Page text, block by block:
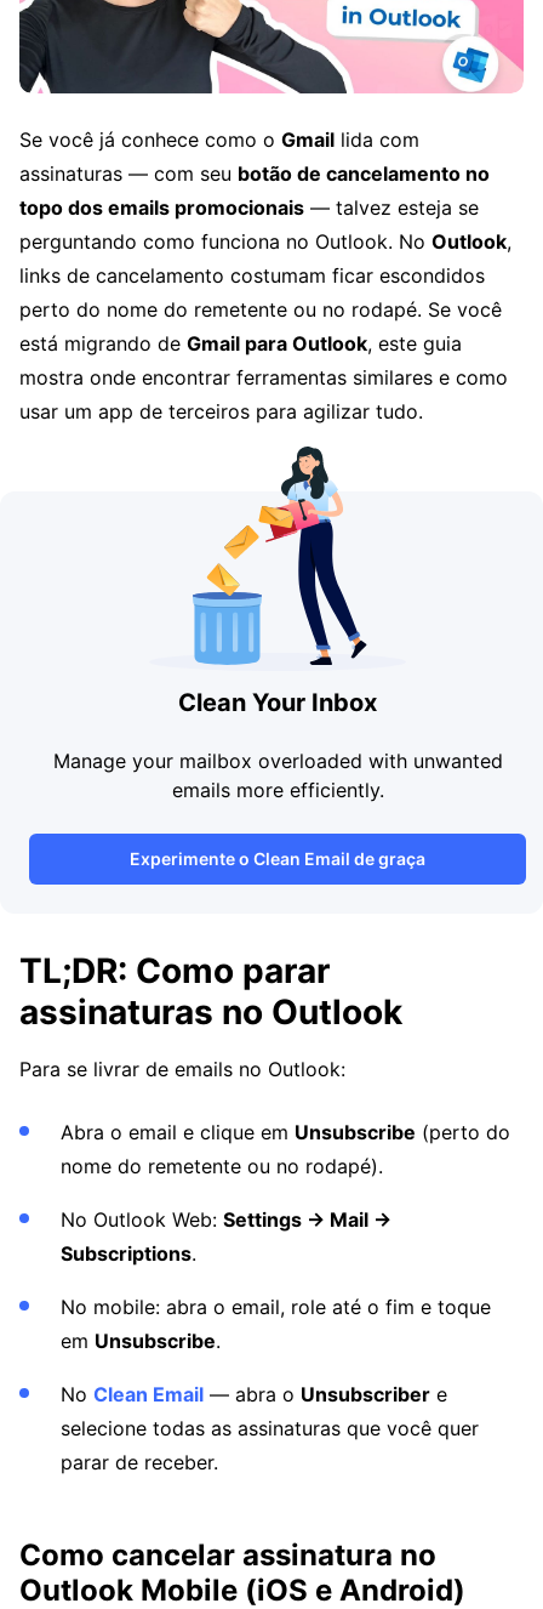
Se você já conhece como o Gmail lida com
assinaturas — com seu botão de cancelamento no
topo dos emails promocionais — talvez esteja se
perguntando como funciona no Outlook. No Outlook,
links de cancelamento costumam ficar escondidos
perto do nome do remetente ou no rodapé. Se você
está migrando de Gmail para Outlook, este guia
mostra onde encontrar ferramentas similares e como
usar um app de terceiros para agilizar tudo.
Clean Your Inbox
Manage your mailbox overloaded with unwanted
emails more efficiently.
Experimente o Clean Email de graça
TL;DR: Como parar
assinaturas no Outlook
Para se livrar de emails no Outlook:
Abra o email e clique em Unsubscribe (perto do
nome do remetente ou no rodapé).
No Outlook Web: Settings → Mail →
Subscriptions.
No mobile: abra o email, role até o fim e toque
em Unsubscribe.
No Clean Email — abra o Unsubscriber e
selecione todas as assinaturas que você quer
parar de receber.
Como cancelar assinatura no
Outlook Mobile (iOS e Android)